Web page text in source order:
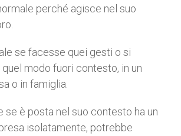
perché agisce nel suo
se facesse quei gesti o si
modo fuori contesto, in un
o in famiglia.
se è posta nel suo contesto ha un
isolatamente, potrebbe